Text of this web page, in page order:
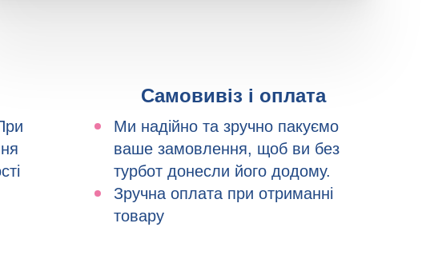
Самовивіз і оплата
Ми надійно та зручно пакуємо
ваше замовлення, щоб ви без
турбот донесли його додому.
Зручна оплата при отриманні
товару